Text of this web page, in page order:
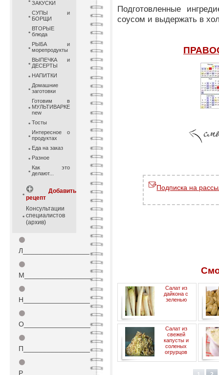
ЗАКУСКИ
СУПЫ и
БОРЩИ
ВТОРЫЕ
блюда
РЫБА и
морепродукты
ВЫПЕЧКА и
ДЕСЕРТЫ
НАПИТКИ
Домашние
заготовки
Готовим в
МУЛЬТИВАРКЕ
new
Тосты
Интересное о
продуктах
Еда на заказ
Разное
Как это
делают...
Добавить
рецепт
Консультации
специалистов
(архив)
⚫
Л_________________
⚫
М_________________
⚫
Н_________________
⚫
О_________________
⚫
П_________________
⚫
Р_________________
Подготовленные
соусом и выдержать в
Подписка на
Салат из
дайкона с
зеленью
Салат из
свежей
капусты и
соленых
огрурцов